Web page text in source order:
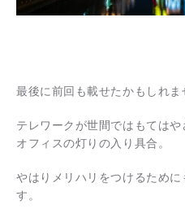
最後に前回も載せたかもしれ
テレワークが世間ではもては
オフィスの灯りの入り具合。
やはりメリハリをつけるため
す。